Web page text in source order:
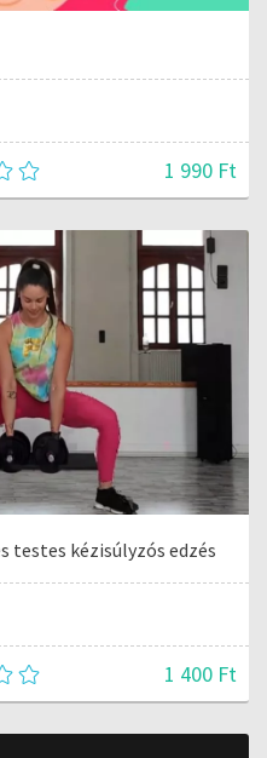
1 990 Ft
testes kézisúlyzós edzés
1 400 Ft